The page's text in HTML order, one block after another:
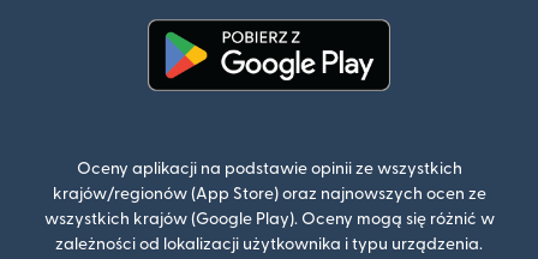
Oceny aplikacji na podstawie opinii ze wszystkich
krajów/regionów (App Store) oraz najnowszych ocen ze
wszystkich krajów (Google Play). Oceny mogą się różnić w
zależności od lokalizacji użytkownika i typu urządzenia.